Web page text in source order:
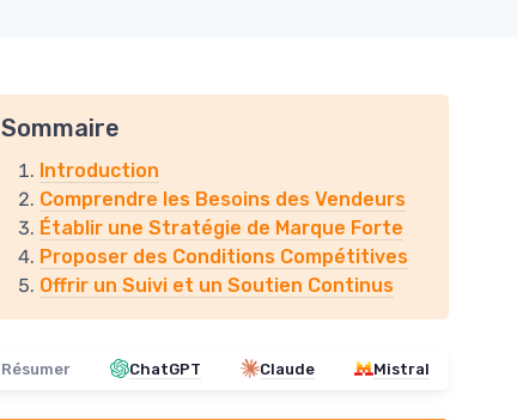
Sommaire
Introduction
Comprendre les Besoins des Vendeurs
Établir une Stratégie de Marque Forte
Proposer des Conditions Compétitives
Offrir un Suivi et un Soutien Continus
Résumer ChatGPT Claude Mistral